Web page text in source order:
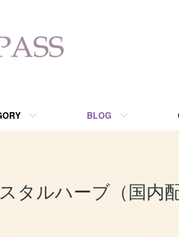
BLOG
タルハーブ（国内
一覧